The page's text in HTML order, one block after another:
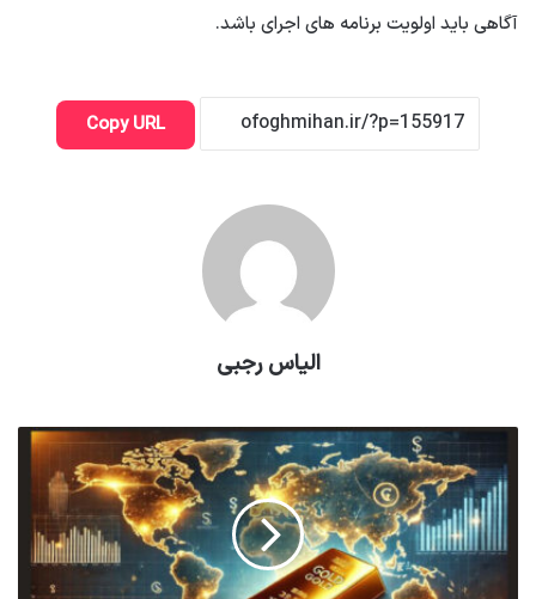
آگاهی باید اولویت برنامه های اجرای باشد.
Copy URL
الیاس رجبی